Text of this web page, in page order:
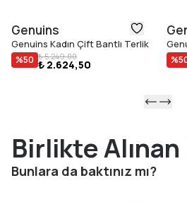
Genuins
Genuins Kadın Çift Bantlı Terlik
%50 ₺ 5.249,00
₺ 2.624,50 %
Birlikte
Bunlara da baktınız mı?